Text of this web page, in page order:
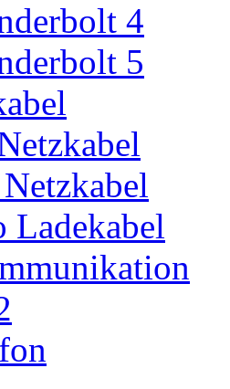
4
5
Ladekabel